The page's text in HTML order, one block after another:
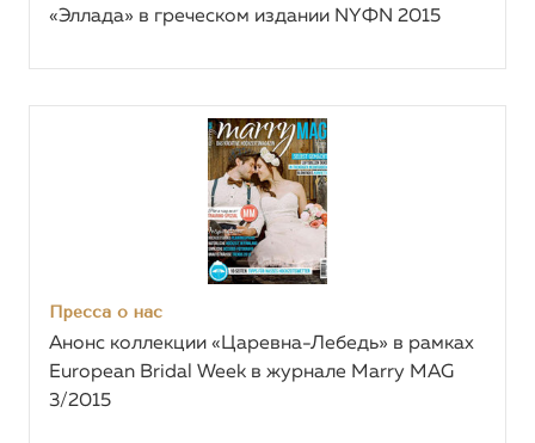
«Эллада» в греческом издании NYФN 2015
Пресса о нас
Анонс коллекции «Царевна-Лебедь» в рамках
European Bridal Week в журнале Marry MAG
3/2015